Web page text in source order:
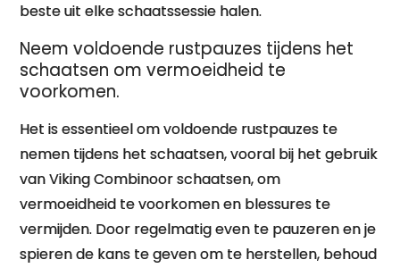
beste uit elke schaatssessie halen.
Neem voldoende rustpauzes tijdens het
schaatsen om vermoeidheid te
voorkomen.
Het is essentieel om voldoende rustpauzes te
nemen tijdens het schaatsen, vooral bij het gebruik
van Viking Combinoor schaatsen, om
vermoeidheid te voorkomen en blessures te
vermijden. Door regelmatig even te pauzeren en je
spieren de kans te geven om te herstellen, behoud